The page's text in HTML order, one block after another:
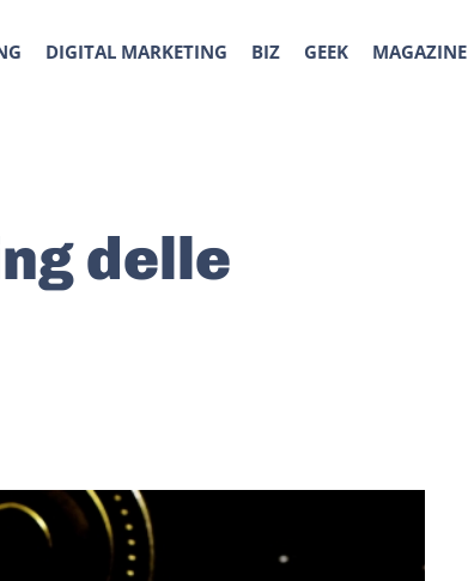
DIGITAL MARKETING BIZ GEEK MAGAZINE
delle